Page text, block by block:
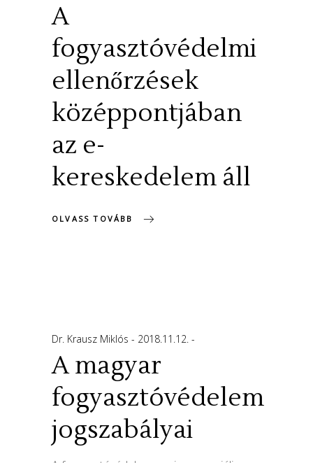
A
fogyasztóvédelmi
ellenőrzések
középpontjában
az e-
kereskedelem áll
OLVASS TOVÁBB
Dr. Krausz Miklós 2018.11.12.
A magyar
fogyasztóvédelem
jogszabályai